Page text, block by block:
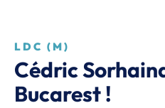
LDC (M)
Cédric
Bucarest !